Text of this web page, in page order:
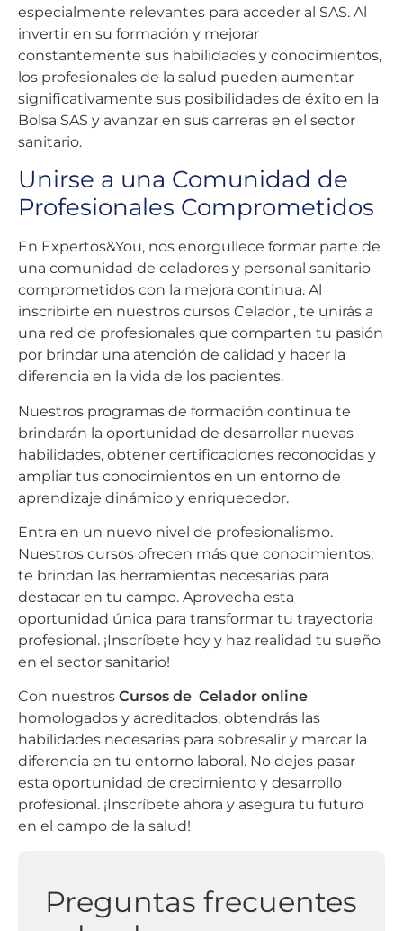
especialmente relevantes para acceder al SAS. Al
invertir en su formación y mejorar
constantemente sus habilidades y conocimientos,
los profesionales de la salud pueden aumentar
significativamente sus posibilidades de éxito en la
Bolsa SAS y avanzar en sus carreras en el sector
sanitario.
Unirse a una Comunidad de
Profesionales Comprometidos
En Expertos&You, nos enorgullece formar parte de
una comunidad de celadores y personal sanitario
comprometidos con la mejora continua. Al
inscribirte en nuestros cursos Celador , te unirás a
una red de profesionales que comparten tu pasión
por brindar una atención de calidad y hacer la
diferencia en la vida de los pacientes.
Nuestros programas de formación continua te
brindarán la oportunidad de desarrollar nuevas
habilidades, obtener certificaciones reconocidas y
ampliar tus conocimientos en un entorno de
aprendizaje dinámico y enriquecedor.
Entra en un nuevo nivel de profesionalismo.
Nuestros cursos ofrecen más que conocimientos;
te brindan las herramientas necesarias para
destacar en tu campo. Aprovecha esta
oportunidad única para transformar tu trayectoria
profesional. ¡Inscríbete hoy y haz realidad tu sueño
en el sector sanitario!
Con nuestros Cursos de Celador online
homologados y acreditados, obtendrás las
habilidades necesarias para sobresalir y marcar la
diferencia en tu entorno laboral. No dejes pasar
esta oportunidad de crecimiento y desarrollo
profesional. ¡Inscríbete ahora y asegura tu futuro
en el campo de la salud!
Preguntas frecuentes